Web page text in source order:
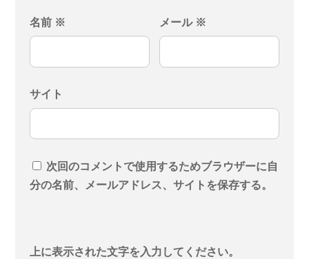
名前 ※ メール ※
サイト
次回のコメントで使用するためブラウザーに自
分の名前、メールアドレス、サイトを保存する。
上に表示された文字を入力してください。